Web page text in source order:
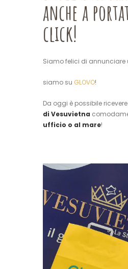
anche a
click!
Siamo felici di annunciare
siamo su GLOVO!
Da oggi è possibile
di Vesuvietna
ufficio o al mare!